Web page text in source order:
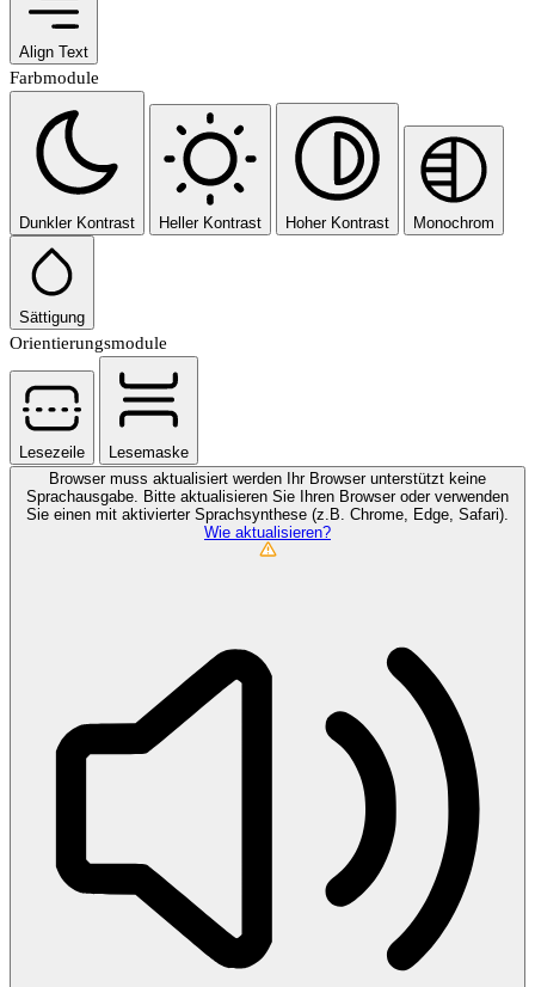
Align Text
Farbmodule
Dunkler Kontrast Heller Kontrast Hoher Kontrast Monochrom
Sättigung
Orientierungsmodule
Lesezeile
Lesemaske
Browser muss aktualisiert werden
Ihr Browser unterstützt keine
Sprachausgabe. Bitte aktualisieren Sie Ihren Browser oder verwenden
Sie einen mit aktivierter Sprachsynthese (z.B. Chrome, Edge, Safari).
Wie aktualisieren?